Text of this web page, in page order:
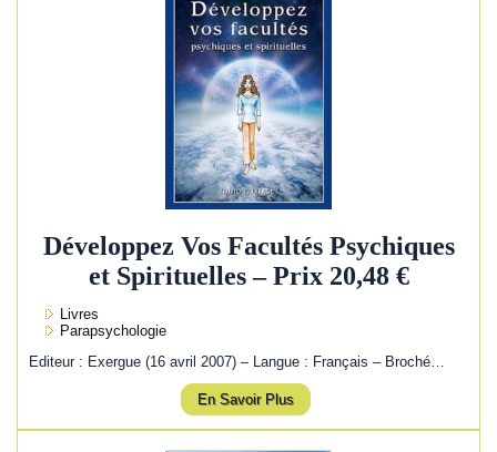
Développez Vos Facultés Psychiques
et Spirituelles – Prix 20,48 €
Livres
Parapsychologie
Editeur : Exergue (16 avril 2007) – Langue : Français – Broché…
En Savoir Plus